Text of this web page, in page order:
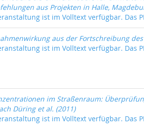
aus Projekten in Halle,
ist im Volltext verfügbar. Das
aus der Fortschreibung
ist im Volltext verfügbar. Das
im Straßenraum:
Düring et al. (2011)
ist im Volltext verfügbar. Das